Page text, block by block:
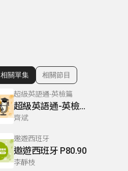
顯示相關單集
相關單集 相關節目
超級英語通-英檢篇
超級英語通-英檢篇 083 Cloze Test/段落填空-13
齊斌
遨遊西班牙
遨遊西班牙 P80.90
李靜枝